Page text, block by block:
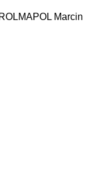
Marcin